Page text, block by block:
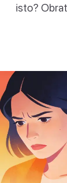
isto?